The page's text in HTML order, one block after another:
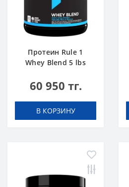
Протеин Rule 1
Whey Blend 5 lbs
60 950 тг.
В КОРЗИНУ